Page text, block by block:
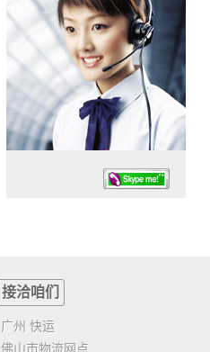
任务时候：07:30 – – 23:30
接洽咱们
广州 快运
佛山市物流网点